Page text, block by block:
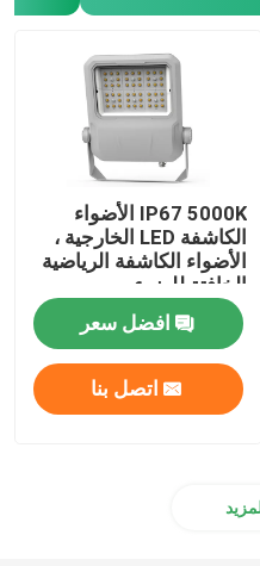
IP67 5000K الأضواء
الكاشفة LED الخارجية ،
الأضواء الكاشفة الرياضية
الخافتة للضوء
افضل سعر
اتصل بنا